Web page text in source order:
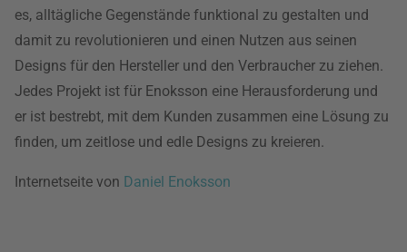
es, alltägliche Gegenstände funktional zu gestalten und
damit zu revolutionieren und einen Nutzen aus seinen
Designs für den Hersteller und den Verbraucher zu ziehen.
Jedes Projekt ist für Enoksson eine Herausforderung und
er ist bestrebt, mit dem Kunden zusammen eine Lösung zu
finden, um zeitlose und edle Designs zu kreieren.
Internetseite von Daniel Enoksson